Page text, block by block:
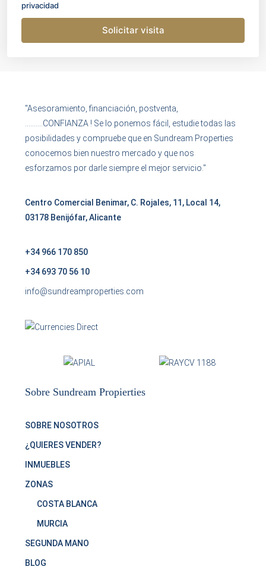
privacidad
Solicitar visita
"Asesoramiento, financiación, postventa,
……….CONFIANZA ! Se lo ponemos fácil, estudie todas las
posibilidades y compruebe que en Sundream Properties
conocemos bien nuestro mercado y que nos
esforzamos por darle siempre el mejor servicio."
Centro Comercial Benimar, C. Rojales, 11, Local 14,
03178 Benijófar, Alicante
+34 966 170 850
+34 693 70 56 10
info@sundreamproperties.com
Sobre Sundream Propierties
SOBRE NOSOTROS
¿QUIERES VENDER?
INMUEBLES
ZONAS
COSTA BLANCA
MURCIA
SEGUNDA MANO
BLOG